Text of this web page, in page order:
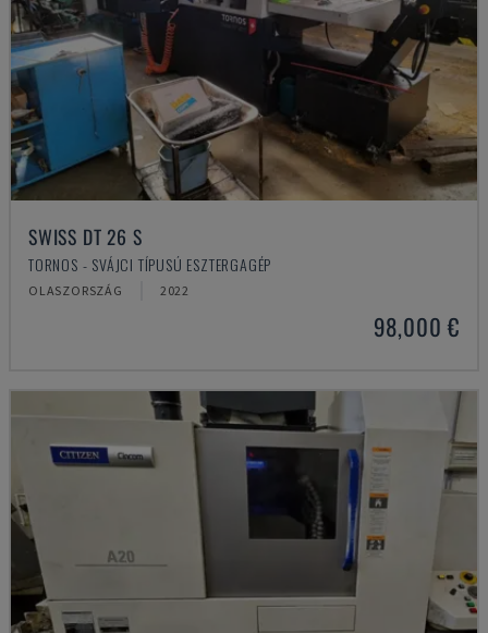
SWISS DT 26 S
TORNOS - SVÁJCI TÍPUSÚ ESZTERGAGÉP
OLASZORSZÁG 2022
98,000 €